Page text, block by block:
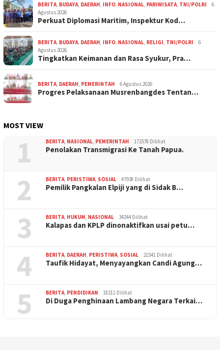
BERITA BUDAYA DAERAH INFO NASIONAL PARIWISATA TNI/POLRI
6
Agustus 2026
Perkuat Diplomasi Maritim, Inspektur Kod…
BERITA BUDAYA DAERAH INFO NASIONAL RELIGI TNI/POLRI
6
Agustus 2026
Tingkatkan Keimanan dan Rasa Syukur, Pra…
BERITA DAERAH PEMERINTAH 6 Agustus 2026
Progres Pelaksanaan Musrenbangdes Tentan…
MOST VIEW
1 BERITA NASIONAL PEMERINTAH 172578 Dilihat
Penolakan Transmigrasi Ke Tanah Papua.
2 BERITA PERISTIWA SOSIAL 47938 Dilihat
Pemilik Pangkalan Elpiji yang di Sidak B…
3 BERITA HUKUM NASIONAL 34244 Dilihat
Kalapas dan KPLP dinonaktifkan usai petu…
4 BERITA DAERAH PERISTIWA SOSIAL 21541 Dilihat
Taufik Hidayat, Menyayangkan Candi Agung…
5 BERITA PENDIDIKAN 18211 Dilihat
Di Duga Penghinaan Lambang Negara Terkai…